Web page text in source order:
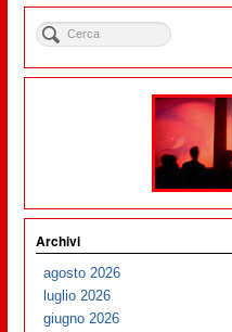
Archivi
agosto 2026
luglio 2026
giugno 2026